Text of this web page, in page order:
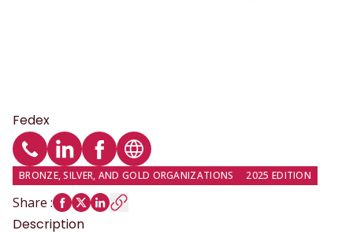
Fedex
PhoneLinkedIn profile
Facebook profile
Website
BRONZE, SILVER, AND GOLD ORGANIZATIONS 2025 EDITION
Share :
Description